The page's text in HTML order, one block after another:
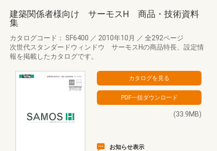
建築関係者様向け サーモスH 商品・技術資料
集
カタログコード： SF6400 ／ 2010年10月 ／ 全292ページ
次世代スタンダードウィンドウ サーモスHの商品特長、設定情
報を掲載したカタログです。
(33.9MB)
お知らせ表示